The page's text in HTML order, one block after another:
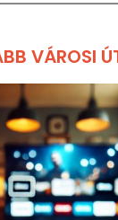
VÁROSI